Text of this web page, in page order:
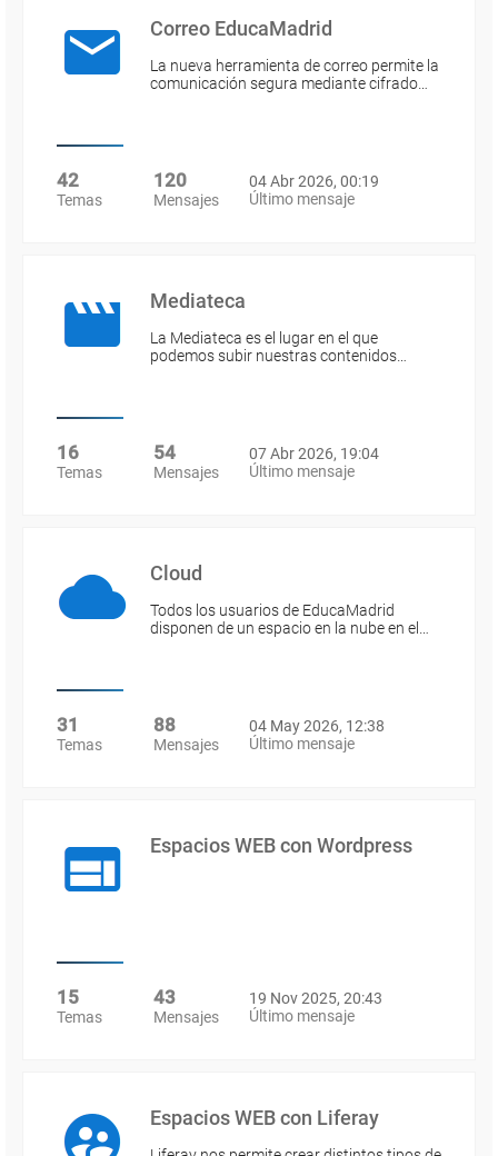
Correo EducaMadrid
La nueva herramienta de correo permite la
comunicación segura mediante cifrado…
42
Temas
120
Mensajes
04 Abr 2026, 00:19
Último mensaje
Mediateca
La Mediateca es el lugar en el que
podemos subir nuestras contenidos…
16
Temas
54
Mensajes
07 Abr 2026, 19:04
Último mensaje
Cloud
Todos los usuarios de EducaMadrid
disponen de un espacio en la nube en el…
31
Temas
88
Mensajes
04 May 2026, 12:38
Último mensaje
Espacios WEB con Wordpress
15
Temas
43
Mensajes
19 Nov 2025, 20:43
Último mensaje
Espacios WEB con Liferay